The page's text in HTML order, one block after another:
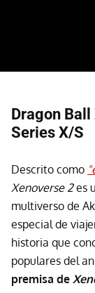
Dragon
Series X/S
Descrito como
Xenoverse 2es
multiverso de
especial de
historia que
populares del
premisa de